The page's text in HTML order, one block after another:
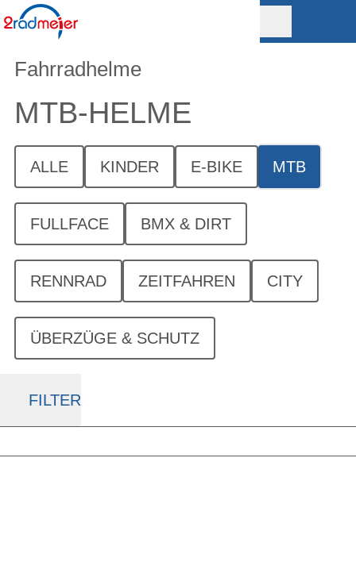
Fahrradhelme
MTB-HELME
ALLE KINDER E-BIKE MTB
FULLFACE BMX & DIRT
RENNRAD ZEITFAHREN CITY
ÜBERZÜGE & SCHUTZ
FILTER